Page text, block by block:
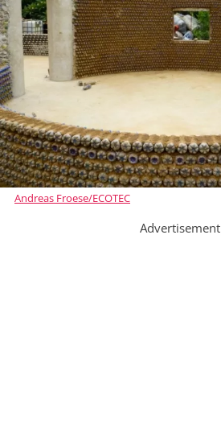
Andreas Froese/ECOTEC
Advertisement